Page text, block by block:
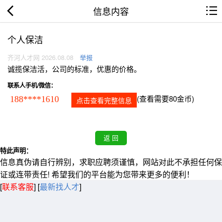
信息内容
个人保洁
齐河人才网 2026.08.08 举报
诚揽保洁活，公司的标准，优惠的价格。
联系人手机/微信：
188****1610 点击查看完整信息 (查看需要80金币)
特此声明：
信息真伪请自行辨别，求职应聘须谨慎，网站对此不承担任何保
证或连带责任! 希望我们的平台能为您带来更多的便利！
[联系客服] [最新找人才]